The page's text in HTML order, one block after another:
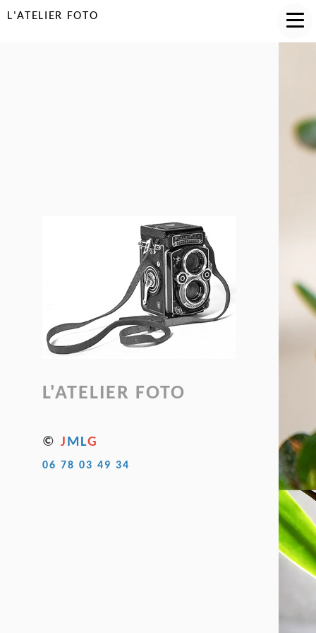
L'ATELIER FOTO
L'ATELIER FOTO
©J MLG
06 78 03 49 34